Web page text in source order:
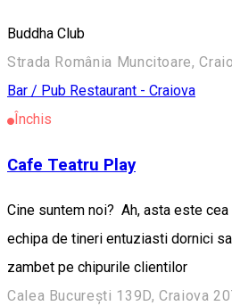
Buddha Club
Strada România Muncitoare,
Bar / Pub Restaurant - Craiova
Închis
Cafe Teatru Play
Cine suntem noi? Ah, asta este
echipa de tineri entuziasti dornici
zambet pe chipurile clientilor
Calea București 139D, Craiova